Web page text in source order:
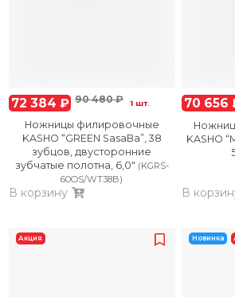
72 384 ₽ 90 480 ₽ 1 шт.
Ножницы филировочные
KASHO “GREEN SasaBa”, 38
зубцов, двусторонние
зубчатые полотна, 6,0″ (KGRS-
60OS/WT38B)
В корзину
70 656
KASHO
В
Акция Новинка